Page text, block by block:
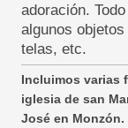
adoración.
algunos
telas, etc.
Incluimos varias
iglesia de san
José en Monzón.